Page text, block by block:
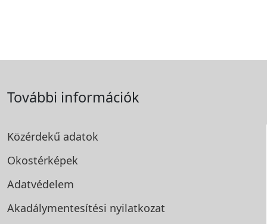
További információk
Közérdekű adatok
Okostérképek
Adatvédelem
Akadálymentesítési nyilatkozat